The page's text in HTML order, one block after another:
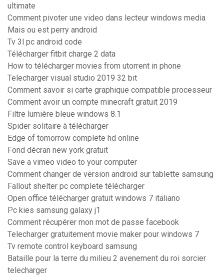
ultimate
Comment pivoter une video dans lecteur windows media
Mais ou est perry android
Tv 3l pc android code
Télécharger fitbit charge 2 data
How to télécharger movies from utorrent in phone
Telecharger visual studio 2019 32 bit
Comment savoir si carte graphique compatible processeur
Comment avoir un compte minecraft gratuit 2019
Filtre lumière bleue windows 8.1
Spider solitaire à télécharger
Edge of tomorrow complete hd online
Fond décran new york gratuit
Save a vimeo video to your computer
Comment changer de version android sur tablette samsung
Fallout shelter pc complete télécharger
Open office télécharger gratuit windows 7 italiano
Pc kies samsung galaxy j1
Comment récupérer mon mot de passe facebook
Telecharger gratuitement movie maker pour windows 7
Tv remote control keyboard samsung
Bataille pour la terre du milieu 2 avenement du roi sorcier
telecharger